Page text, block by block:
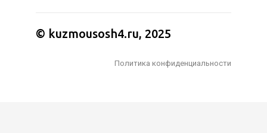
© kuzmousosh4.ru, 2025
Политика конфиденциальности